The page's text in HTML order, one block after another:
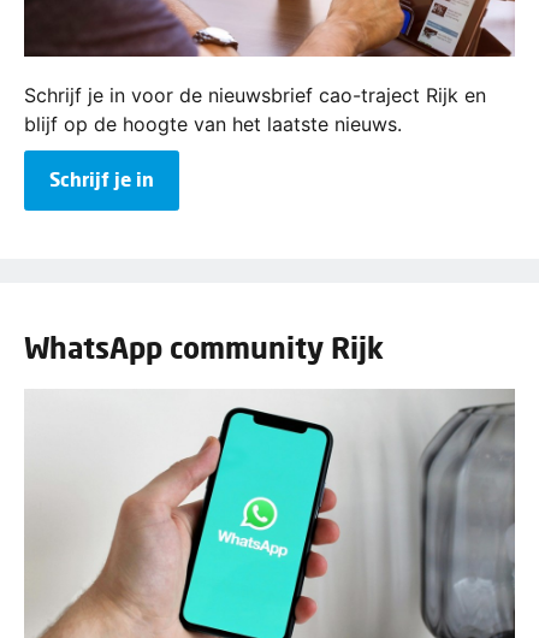
Schrijf je in voor de nieuwsbrief cao-traject Rijk en
blijf op de hoogte van het laatste nieuws.
Schrijf je in
WhatsApp community Rijk